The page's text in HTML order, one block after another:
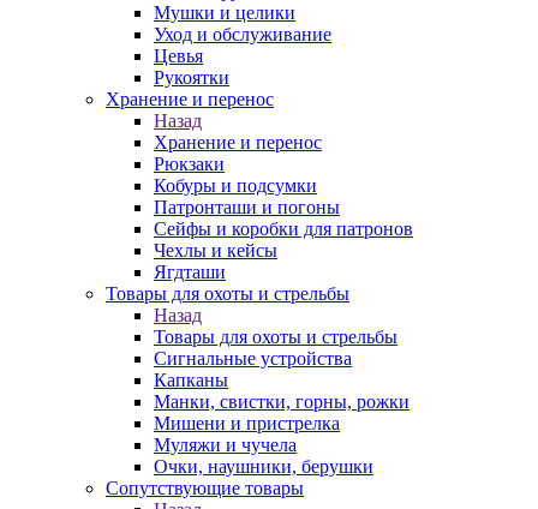
Мушки и целики
Уход и обслуживание
Цевья
Рукоятки
Хранение и перенос
Назад
Хранение и перенос
Рюкзаки
Кобуры и подсумки
Патронташи и погоны
Сейфы и коробки для патронов
Чехлы и кейсы
Ягдташи
Товары для охоты и стрельбы
Назад
Товары для охоты и стрельбы
Сигнальные устройства
Капканы
Манки, свистки, горны, рожки
Мишени и пристрелка
Муляжи и чучела
Очки, наушники, берушки
Сопутствующие товары